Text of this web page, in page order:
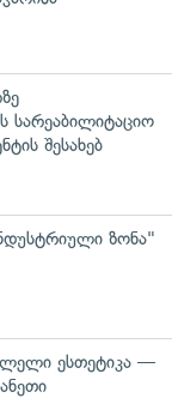
სარეაბილიტაციო
შესახებ
ზონა"
ესთეტიკა —